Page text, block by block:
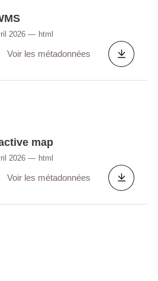
2026 html
Voir les métadonnées
map
2026 html
Voir les métadonnées